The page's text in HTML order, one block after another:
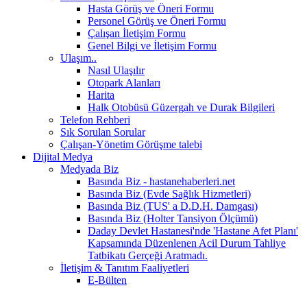
Hasta Görüş ve Öneri Formu
Personel Görüş ve Öneri Formu
Çalışan İletişim Formu
Genel Bilgi ve İletişim Formu
Ulaşım..
Nasıl Ulaşılır
Otopark Alanları
Harita
Halk Otobüsü Güzergah ve Durak Bilgileri
Telefon Rehberi
Sık Sorulan Sorular
Çalışan-Yönetim Görüşme talebi
Dijital Medya
Medyada Biz
Basında Biz - hastanehaberleri.net
Basında Biz (Evde Sağlık Hizmetleri)
Basında Biz (TUS' a D.D.H. Damgası)
Basında Biz (Holter Tansiyon Ölçümü)
Daday Devlet Hastanesi'nde 'Hastane Afet Planı'
Kapsamında Düzenlenen Acil Durum Tahliye
Tatbikatı Gerçeği Aratmadı.
İletişim & Tanıtım Faaliyetleri
E-Bülten